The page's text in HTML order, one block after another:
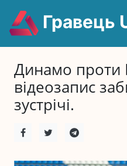
Гравець
Динамо проти
відеозапис
зустрічі.